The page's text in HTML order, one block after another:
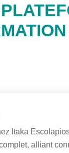
Itaka
alliant